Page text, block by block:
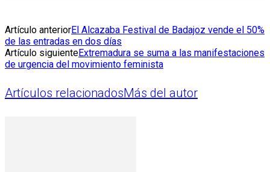
Artículo anteriorEl Alcazaba Festival de Badajoz vende el 50%
de las entradas en dos días
Artículo siguienteExtremadura se suma a las manifestaciones
de urgencia del movimiento feminista
Artículos relacionadosMás del autor